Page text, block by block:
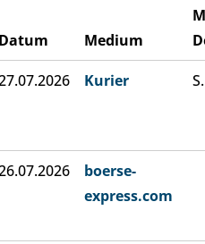
Datum Medium
Kurier
boerse-
express.com